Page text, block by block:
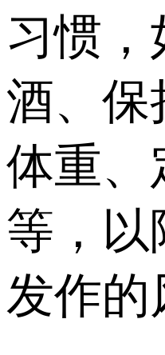
习惯，
酒、保
体重、
等，以
发作的